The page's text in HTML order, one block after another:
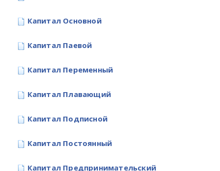
Капитал Основной
Капитал Паевой
Капитал Переменный
Капитал Плавающий
Капитал Подписной
Капитал Постоянный
Капитал Предпринимательский